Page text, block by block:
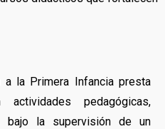
a la Primera Infancia presta
pedagógicas,
bajo la supervisión de un